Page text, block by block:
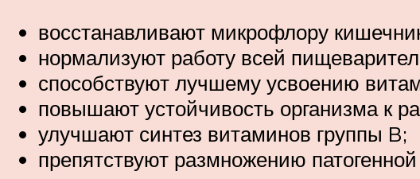
восстанавливают микрофлору
нормализуют работу всей
способствуют лучшему усвоению
повышают устойчивость организма к
улучшают синтез витаминов группы B;
препятствуют размножению